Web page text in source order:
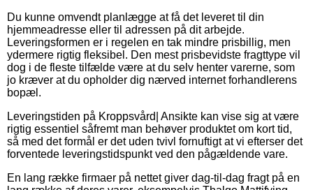
Du kunne omvendt planlægge at få det leveret til din
hjemmeadresse eller til adressen på dit arbejde.
Leveringsformen er i regelen en tak mindre prisbillig, men
ydermere rigtig fleksibel. Den mest prisbevidste fragttype vil
dog i de fleste tilfælde være at du selv henter varerne, som
jo kræver at du opholder dig nærved internet forhandlerens
bopæl.
Leveringstiden på Kroppsvård| Ansikte kan vise sig at være
rigtig essentiel såfremt man behøver produktet om kort tid,
så med det formål er det uden tvivl fornuftigt at vi efterser det
forventede leveringstidspunkt ved den pågældende vare.
En lang række firmaer på nettet giver dag-til-dag fragt på en